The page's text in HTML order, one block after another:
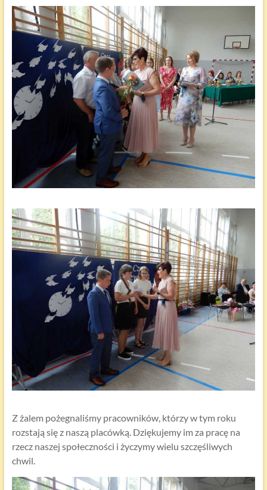
Z żalem pożegnaliśmy pracowników, którzy w tym roku
rozstają się z naszą placówką. Dziękujemy im za pracę na
rzecz naszej społeczności i życzymy wielu szczęśliwych
chwil.